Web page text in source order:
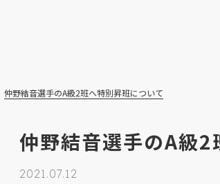
仲野結音選手のA級2班へ特別昇班について
仲野結音選手のA級
2021.07.12